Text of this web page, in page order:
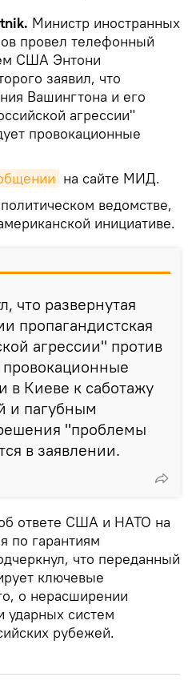
Министр иностранных
провел телефонный
США Энтони
заявил, что
Вашингтона и его
агрессии"
провокационные
на сайте МИД.
ведомстве,
инициативе.
что развернутая
пропагандистская
агрессии" против
в Киеве к саботажу
и пагубным
"проблемы
в заявлении.
ответе США и НАТО на
по гарантиям
что переданный
ключевые
о нерасширении
ударных систем
рубежей.